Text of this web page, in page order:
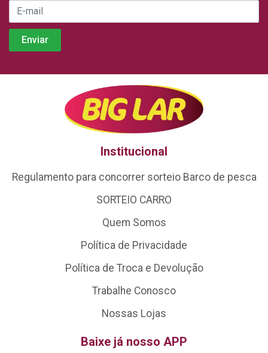
Institucional
Regulamento para concorrer sorteio Barco de pesca
SORTEIO CARRO
Quem Somos
Política de Privacidade
Política de Troca e Devolução
Trabalhe Conosco
Nossas Lojas
Baixe já nosso APP